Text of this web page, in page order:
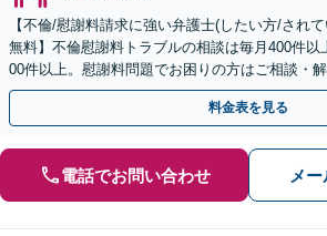
【不倫/慰謝料請求に強い弁護士(したい方/され
無料】不倫慰謝料トラブルの相談は毎月400件以
00件以上。慰謝料問題でお困りの方はご相談・
士による無料相談をご利用ください。
料金表を見る
電話でお問い合わせ メ